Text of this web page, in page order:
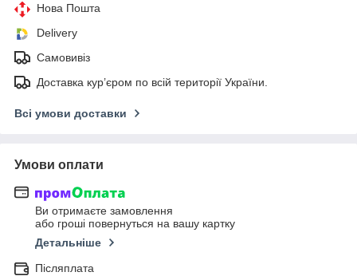
Нова Пошта
Delivery
Самовивіз
Доставка кур’єром по всій території України.
Всі умови доставки
Умови оплати
Ви отримаєте замовлення
або гроші повернуться на вашу картку
Детальніше
Післяплата